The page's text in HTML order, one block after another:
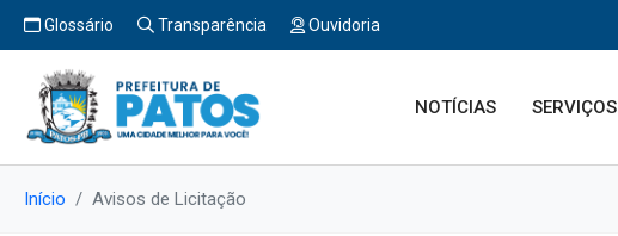
Glossário Transparência Ouvidoria
NOTÍCIAS SERVIÇOS
Início Avisos de Licitação